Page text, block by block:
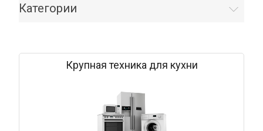
Категории
Крупная техника для кухни